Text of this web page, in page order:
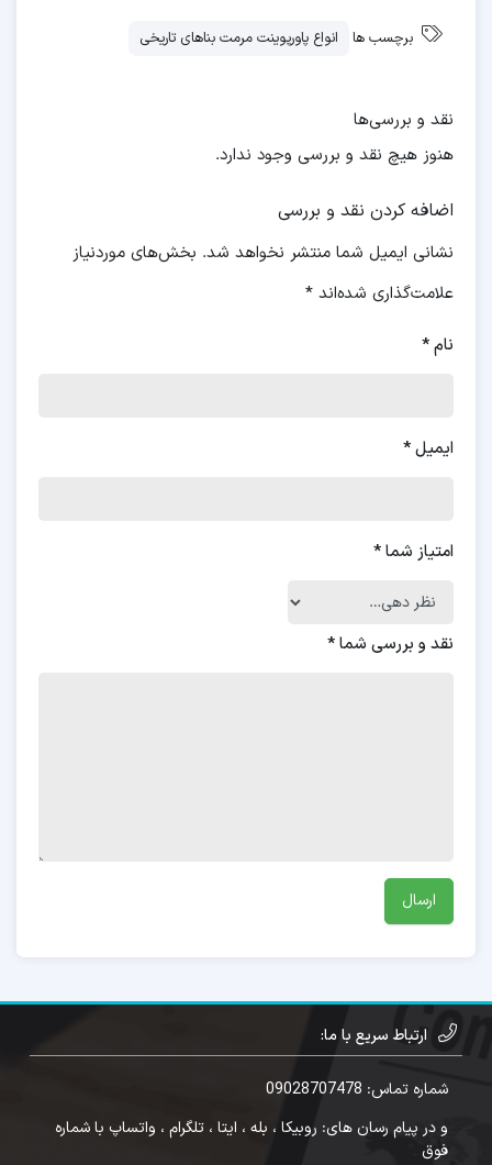
برچسب ها انواع پاورپوینت مرمت بناهای تاریخی
نقد و بررسی‌ها
هنوز هیچ نقد و بررسی وجود ندارد.
اضافه کردن نقد و بررسی
نشانی ایمیل شما منتشر نخواهد شد. بخش‌های موردنیاز
علامت‌گذاری شده‌اند *
نام*
ایمیل*
امتیاز شما*
نقد و بررسی شما*
ارتباط سریع با ما:
شماره تماس: 09028707478
و در پیام رسان های: روبیکا ، بله ، ایتا ، تلگرام ، واتساپ با شماره
فوق